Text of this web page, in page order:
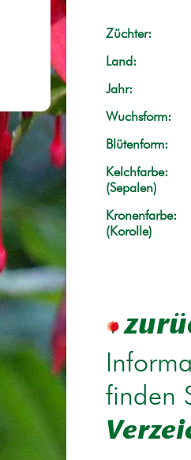
Züchter:
Land:
Jahr:
Wuchsform:
Blütenform:
Kelchfarbe:
(Sepalen)
Kronenfarbe:
(Korolle)
finden